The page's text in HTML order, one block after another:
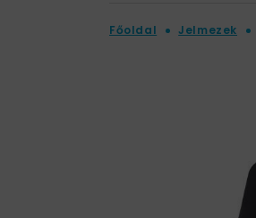
Főoldal Jelmezek